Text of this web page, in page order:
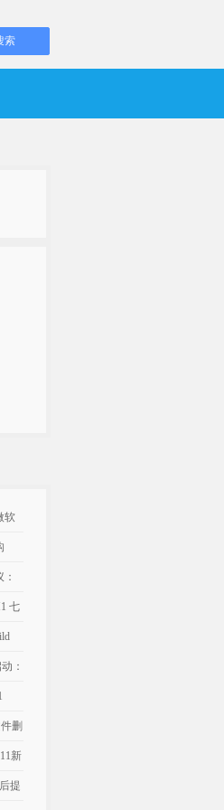
软
，七
：
月
删
弹新
外
提